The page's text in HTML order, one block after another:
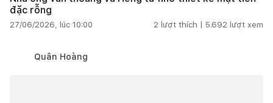
đặc rỗng
27/06/2026, lúc 10:00 2 lượt thích | 5.692 lượt xem
Quân Hoàng